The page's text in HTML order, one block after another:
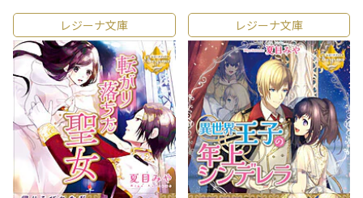
レジーナ文庫 レジーナ文庫